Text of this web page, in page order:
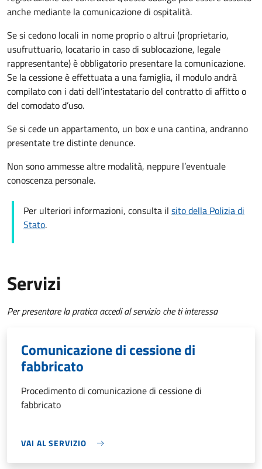
anche mediante la comunicazione di ospitalità.
Se si cedono locali in nome proprio o altrui (proprietario,
usufruttuario, locatario in caso di sublocazione, legale
rappresentante) è obbligatorio presentare la comunicazione.
Se la cessione è effettuata a una famiglia, il modulo andrà
compilato con i dati dell’intestatario del contratto di affitto o
del comodato d’uso.
Se si cede un appartamento, un box e una cantina, andranno
presentate tre distinte denunce.
Non sono ammesse altre modalità, neppure l’eventuale
conoscenza personale.
Per ulteriori informazioni, consulta il sito della Polizia di
Stato.
Servizi
Per presentare la pratica accedi al servizio che ti interessa
Comunicazione di cessione di
fabbricato
Procedimento di comunicazione di cessione di
fabbricato
VAI AL SERVIZIO